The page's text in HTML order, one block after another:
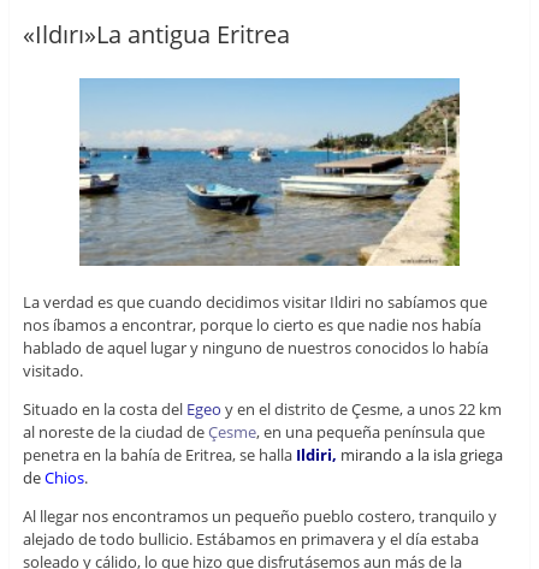
«Ildırı»La antigua Eritrea
La verdad es que cuando decidimos visitar Ildiri no sabíamos que
nos íbamos a encontrar, porque lo cierto es que nadie nos había
hablado de aquel lugar y ninguno de nuestros conocidos lo había
visitado.
Situado en la costa del Egeo y en el distrito de Çesme, a unos 22 km
al noreste de la ciudad deÇesme, en una pequeña península que
penetra en la bahía de Eritrea, se halla Ildiri, mirando a la isla griega
deChios.
Al llegar nos encontramos un pequeño pueblo costero, tranquilo y
alejado de todo bullicio. Estábamos en primavera y el día estaba
soleado y cálido, lo que hizo que disfrutásemos aun más de la